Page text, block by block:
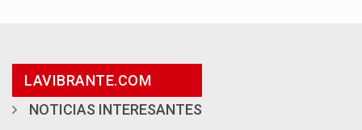
LAVIBRANTE.COM
NOTICIAS INTERESANTES